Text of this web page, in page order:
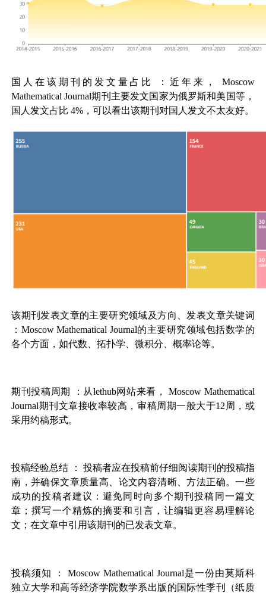
国人在该期刊的发文量占比 ：近年来，
Moscow
Mathematical Journal期刊主要发文国家为俄罗斯和美国等，
国人发文占比 4% ，可以看出该期刊对国人发文不太友好。
该期刊发表文章的主要研究领域及方向、发表文章关键词
：Moscow Mathematical Journal的主要研究领域包括数学的
各个方面，如代数、拓扑学、微积分、概率论等。
期刊投稿周期 ：从lethub网站来看，
Moscow Mathematical
Journal期刊文章接收率较高，审稿周期一般大于12周，或
采用约稿形式。
投稿经验总结
： 投稿者应在投稿前仔细阅读期刊的投稿指
南，并确保文章质量高、论文内容清晰、方法正确。一些
成功的投稿者建议：避免同时向多个期刊投稿同一篇文
章；撰写一个精炼的摘要和引言，让编辑更容易理解论
文；在文章中引用该期刊的已发表文章。
投稿须知 ： Moscow Mathematical Journal是一份由莫斯科
独立大学和高等经济学院数学系出版的国际性季刊（纸质